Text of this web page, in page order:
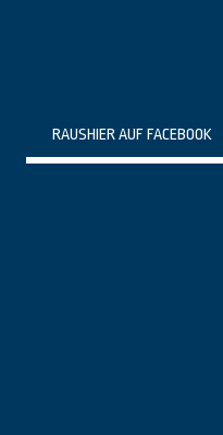
RAUSHIER AUF FACEBOOK